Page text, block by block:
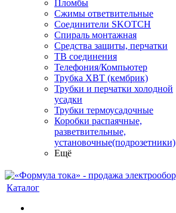
Пломбы
Сжимы ответвительные
Соединители SKOTCH
Спираль монтажная
Средства защиты, перчатки
ТВ соединения
Телефония/Компьютер
Трубка ХВТ (кембрик)
Трубки и перчатки холодной
усадки
Трубки термоусадочные
Коробки распаячные,
разветвительные,
установочные(подрозетники)
Ещё
Каталог